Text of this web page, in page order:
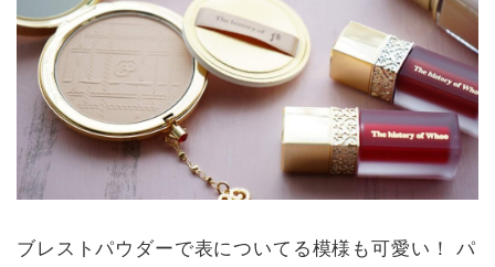
ブレストパウダーで表についてる模様も可愛い！ パ